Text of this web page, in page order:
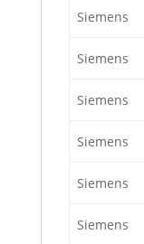
Siemens
Siemens
Siemens
Siemens
Siemens
Siemens